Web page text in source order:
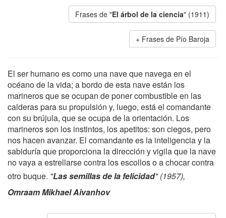
Frases de "El árbol de la ciencia" (1911)
Frases de Pío Baroja
El ser humano es como una nave que navega en el
océano de la vida; a bordo de esta nave están los
marineros que se ocupan de poner combustible en las
calderas para su propulsión y, luego, está el comandante
con su brújula, que se ocupa de la orientación. Los
marineros son los instintos, los apetitos: son ciegos, pero
nos hacen avanzar. El comandante es la inteligencia y la
sabiduría que proporciona la dirección y vigila que la nave
no vaya a estrellarse contra los escollos o a chocar contra
otro buque. "Las semillas de la felicidad" (1957),
Omraam Mikhael Aivanhov